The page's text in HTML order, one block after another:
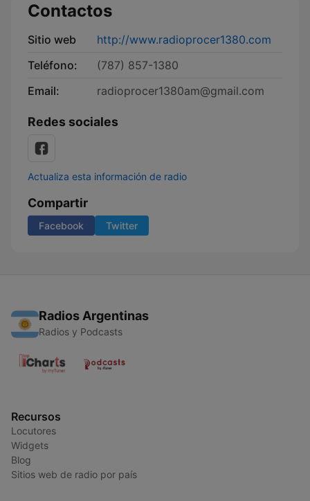
Contactos
Sitio web
http://www.radioprocer1380.com
Teléfono:
(787) 857-1380
Email:
radioprocer1380am@gmail.com
Redes sociales
Actualiza esta información de radio
Compartir
Facebook Twitter
Radios Argentinas
Radios y Podcasts
Recursos
Locutores
Widgets
Blog
Sitios web de radio por país